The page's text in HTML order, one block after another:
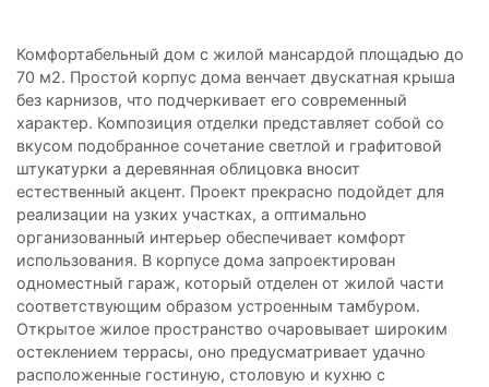
Комфортабельный дом с жилой мансардой площадью до
70 м2. Простой корпус дома венчает двускатная крыша
без карнизов, что подчеркивает его современный
характер. Композиция отделки представляет собой со
вкусом подобранное сочетание светлой и графитовой
штукатурки а деревянная облицовка вносит
естественный акцент. Проект прекрасно подойдет для
реализации на узких участках, а оптимально
организованный интерьер обеспечивает комфорт
использования. В корпусе дома запроектирован
одноместный гараж, который отделен от жилой части
соответствующим образом устроенным тамбуром.
Открытое жилое пространство очаровывает широким
остеклением террасы, оно предусматривает удачно
расположенные гостиную, столовую и кухню с